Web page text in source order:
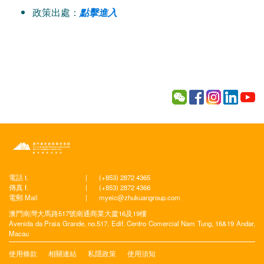
政策出處： 點擊進入
電話 t. |
(+853) 2872 4365
傳真 f.
|
(+853) 2872 4366
電郵 Mail
|
myeic@zhukuangroup.com
澳門南灣大馬路517號南通商業大廈16及19樓
Avenida da Praia Grande, no.517, Edif. Centro Comercial Nam Tung, 16&19 Andar,
Macau
使用條款 相關連結 私隱政策 使用須知